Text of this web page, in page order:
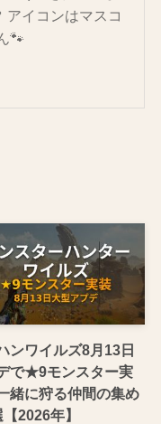
アイコンはマスコ
🐾
ンワイルズ8月13日
で★9モンスター実
緒に狩る仲間の集め
2026年】